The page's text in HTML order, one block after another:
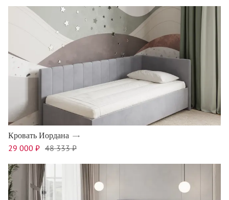
Кровать Иордана
29 000 ₽ 48 333 ₽